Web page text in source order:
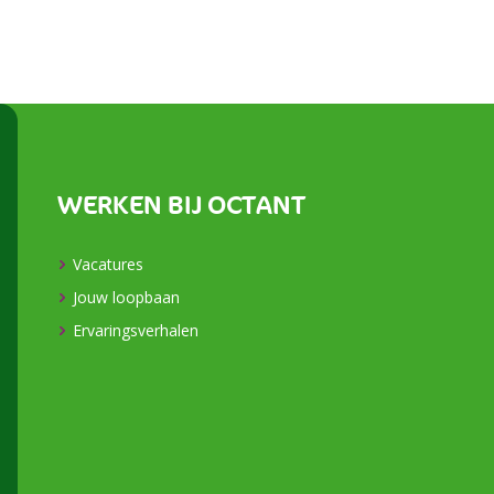
WERKEN BIJ OCTANT
Vacatures
Jouw loopbaan
Ervaringsverhalen